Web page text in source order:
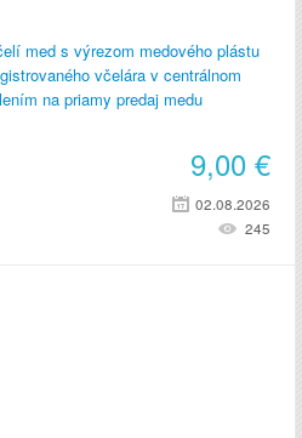
med s výrezom medového plástu
včelára v centrálnom
na priamy predaj medu
9,00 €
02.08.2026
245